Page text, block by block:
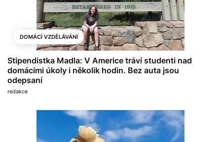
DOMÁCÍ VZDĚLÁVÁNÍ
Stipendistka Madla: V Americe tráví studenti nad
domácími úkoly i několik hodin. Bez auta jsou
odepsaní
redakce